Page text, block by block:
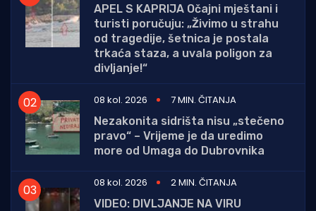
APEL S KAPRIJA Očajni mještani i
turisti poručuju: „Živimo u strahu
od tragedije, šetnica je postala
trkaća staza, a uvala poligon za
divljanje!“
08 kol. 2026
7 MIN. ČITANJA
Nezakonita sidrišta nisu „stečeno
pravo“ – Vrijeme je da uredimo
more od Umaga do Dubrovnika
08 kol. 2026
2 MIN. ČITANJA
VIDEO: DIVLJANJE NA VIRU